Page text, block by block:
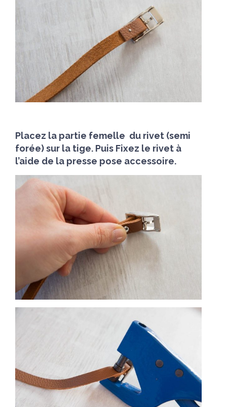
Placez la partie femelle du rivet (semi
forée) sur la tige. Puis Fixez le rivet à
l’aide de la presse pose accessoire.